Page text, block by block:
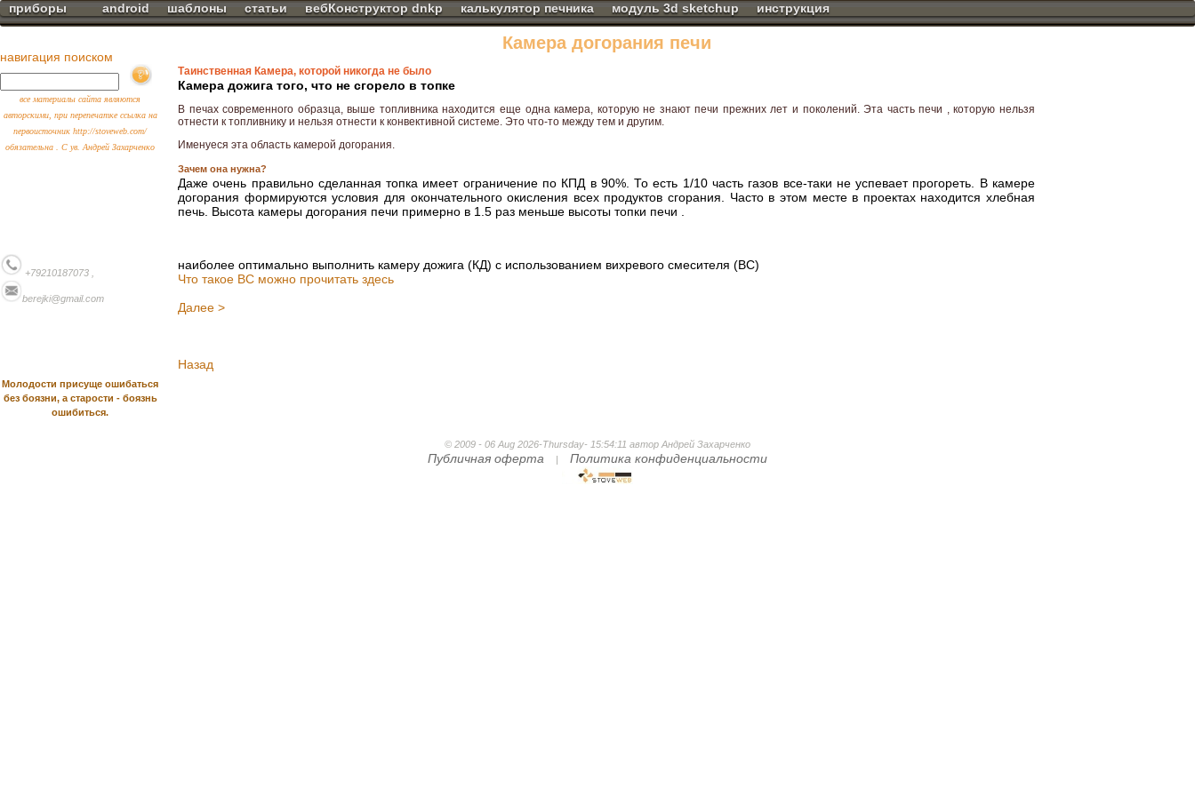
приборы android шаблоны статьи вебКонструктор dnkp калькулятор печника модуль 3d sketchup инструкция
Камера догорания печи
Таинственная Камера, которой никогда не было
Камера дожига того, что не сгорело в топке
В печах современного образца, выше топливника находится еще одна камера, которую не знают печи прежних лет и поколений. Эта часть печи , которую нельзя
отнести к топливнику и нельзя отнести к конвективной системе. Это что-то между тем и другим.
Именуеся эта область камерой догорания.
Зачем она нужна?
Даже очень правильно сделанная топка имеет ограничение по КПД в 90%. То есть 1/10 часть газов все-таки не успевает прогореть. В камере
догорания формируются условия для окончательного окисления всех продуктов сгорания. Часто в этом месте в проектах находится хлебная
печь. Высота камеры догорания печи примерно в 1.5 раз меньше высоты топки печи .
наиболее оптимально выполнить камеру дожига (КД) с использованием вихревого смесителя (ВС)
Что такое ВС можно прочитать здесь
Далее >
Назад
© 2009 - 06 Aug 2026-Thursday- 15:54:11 автор Андрей Захарченко
Публичная оферта | Политика конфиденциальности
навигация поиском
все материалы сайта являются
авторскими, при перепечатке ссылка на
первоисточник http://stoveweb.com/
обязательна . С ув. Андрей Захарченко
+79210187073 ,
berejki@gmail.com
Молодости присуще ошибаться
без боязни, а старости - боязнь
ошибиться.